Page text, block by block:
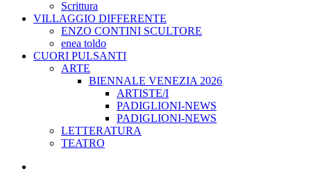
Scrittura
VILLAGGIO DIFFERENTE
ENZO CONTINI SCULTORE
enea toldo
CUORI PULSANTI
ARTE
BIENNALE VENEZIA 2026
ARTISTE/I
PADIGLIONI-NEWS
PADIGLIONI-NEWS
LETTERATURA
TEATRO